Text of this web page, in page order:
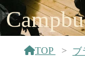
TOP ブ